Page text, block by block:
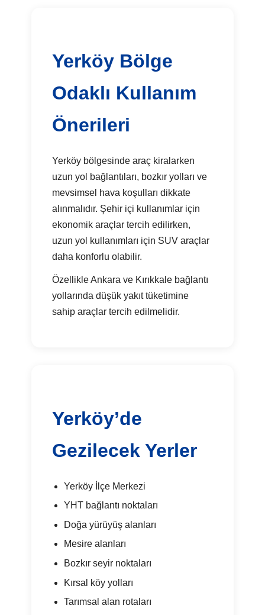
Yerköy Bölge
Odaklı Kullanım
Önerileri
Yerköy bölgesinde araç kiralarken
uzun yol bağlantıları, bozkır yolları ve
mevsimsel hava koşulları dikkate
alınmalıdır. Şehir içi kullanımlar için
ekonomik araçlar tercih edilirken,
uzun yol kullanımları için SUV araçlar
daha konforlu olabilir.
Özellikle Ankara ve Kırıkkale bağlantı
yollarında düşük yakıt tüketimine
sahip araçlar tercih edilmelidir.
Yerköy’de
Gezilecek Yerler
Yerköy İlçe Merkezi
YHT bağlantı noktaları
Doğa yürüyüş alanları
Mesire alanları
Bozkır seyir noktaları
Kırsal köy yolları
Tarımsal alan rotaları